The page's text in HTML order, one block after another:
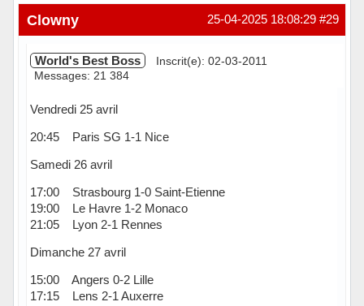
#29
25-04-2025 18:08:29
Clowny
World's Best Boss
Inscrit(e): 02-03-2011
Messages: 21 384
Vendredi 25 avril
20:45 Paris SG 1-1 Nice
Samedi 26 avril
17:00 Strasbourg 1-0 Saint-Etienne
19:00 Le Havre 1-2 Monaco
21:05 Lyon 2-1 Rennes
Dimanche 27 avril
15:00 Angers 0-2 Lille
17:15 Lens 2-1 Auxerre